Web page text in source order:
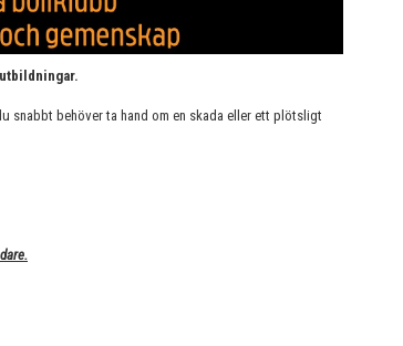
snabbt behöver ta hand om en skada eller ett plötsligt